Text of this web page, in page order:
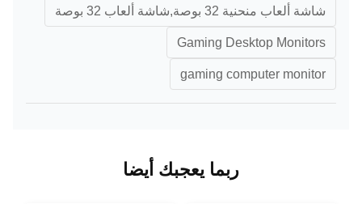
شاشة ألعاب منحنية 32 بوصة,شاشة ألعاب 32 بوصة
Gaming Desktop Monitors
gaming computer monitor
ربما يعجبك أيضا